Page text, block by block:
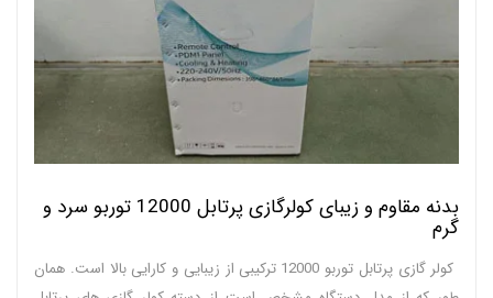
بدنه مقاوم و زیبای کولرگازی پرتابل 12000 توربو سرد و
گرم
کولر گازی پرتابل توربو 12000 ترکیبی از زیبایی و کارایی بالا است. همان